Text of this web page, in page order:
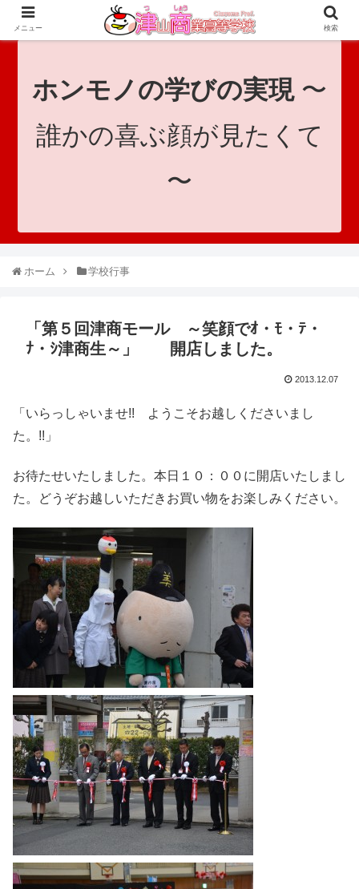
since 1921｜地域と共に未来へつなげ！｜Tsuyama Commercial High School
ホンモノの学びの実現〜
誰かの喜ぶ顔が見たくて
〜
ホーム 学校行事
「第５回津商モール ～笑顔でｵ・ﾓ・ﾃ・
ﾅ・ｼ津商生～」 開店しました。
2013.12.07
「いらっしゃいませ!! ようこそお越しくださいまし
た。!!」
お待たせいたしました。本日１０：００に開店いたしまし
た。どうぞお越しいただきお買い物をお楽しみください。
メニュー 検索